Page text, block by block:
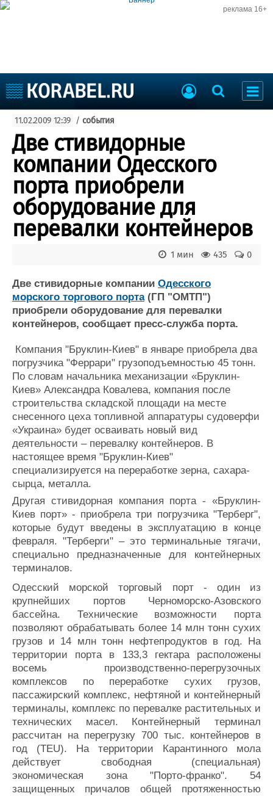
реклама 16+
Судоходство
Судоремонт
События
Пресс-релизы
Порты
ВМФ
Образование
Яхты и катера
Еще
Судостроение
Компании
Репутация
Работа
Журнал
Реклама
Доска объявлений
Оборудование
Изделия
Материалы
Услуги
Конференции
Выставки и семинары
Личности
Словарь
Флот
Галерея флота
Форум
Отзывы
Все службы
11.02.2009 12:39 / события
Две стивидорные
компании Одесского
порта приобрели
оборудование для
перевалки контейнеров
0
435
1 мин
Две стивидорные компании Одесского
морского торгового порта(ГП "ОМТП")
приобрели оборудование для перевалки
контейнеров, сообщает пресс-служба порта.
Компания "Бруклин-Киев" в январе приобрела два
погрузчика "Феррари" грузоподъемностью 45 тонн.
По словам начальника механизации «Бруклин-
Киев» Александра Ковалева, компания после
строительства складской площади на месте
снесенного цеха топливной аппаратуры судоверфи
«Украина» будет осваивать новый вид
деятельности – перевалку контейнеров. В
настоящее время "Бруклин-Киев"
специализируется на переработке зерна, сахара-
сырца, металла.
Другая стивидорная компания порта - «Бруклин-
Киев порт» - приобрела три погрузчика "Терберг",
которые будут введены в эксплуатацию в конце
февраля. "Терберги" – это терминальные тягачи,
специально предназначенные для контейнерных
терминалов.
Одесский морской торговый порт - один из
крупнейших портов Черноморско-Азовского
бассейна. Технические возможности порта
позволяют обрабатывать более 14 млн тонн сухих
грузов и 14 млн тонн нефтепродуктов в год. На
территории порта в 133,3 гектара расположены
восемь производственно-перегрузочных
комплексов по переработке сухих грузов,
пассажирский комплекс, нефтяной и контейнерный
терминалы, комплекс по перевалке растительных и
технических масел. Контейнерный терминал
рассчитан на перегрузку 700 тыс. контейнеров в
год (TEU). На территории Карантинного мола
действует свободная (специальная)
экономическая зона "Порто-франко". 54
защищенных причалов общей протяженностью